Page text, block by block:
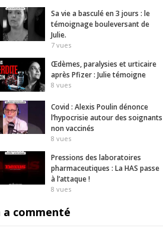
Sa vie a basculé en 3 jours : le
témoignage bouleversant de
Julie.
7 vues
Œdèmes, paralysies et urticaire
après Pfizer : Julie témoigne
8 vues
Covid : Alexis Poulin dénonce
l’hypocrisie autour des soignants
non vaccinés
8 vues
Pressions des laboratoires
pharmaceutiques : La HAS passe
à l’attaque !
8 vues
a commenté